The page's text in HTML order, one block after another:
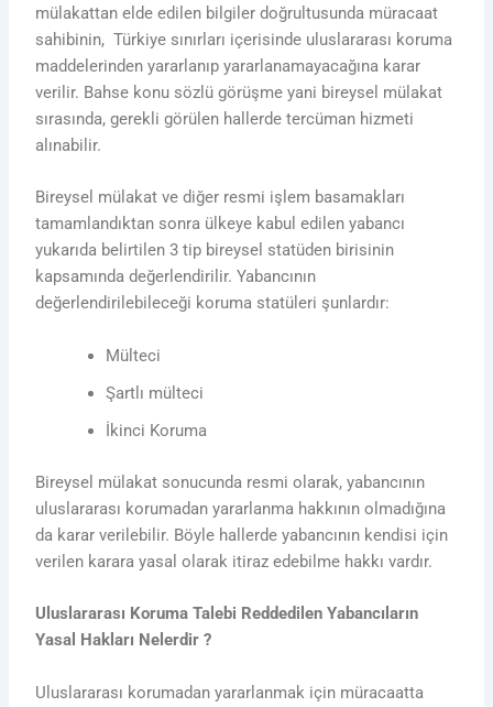
mülakattan elde edilen bilgiler doğrultusunda müracaat
sahibinin, Türkiye sınırları içerisinde uluslararası koruma
maddelerinden yararlanıp yararlanamayacağına karar
verilir. Bahse konu sözlü görüşme yani bireysel mülakat
sırasında, gerekli görülen hallerde tercüman hizmeti
alınabilir.
Bireysel mülakat ve diğer resmi işlem basamakları
tamamlandıktan sonra ülkeye kabul edilen yabancı
yukarıda belirtilen 3 tip bireysel statüden birisinin
kapsamında değerlendirilir. Yabancının
değerlendirilebileceği koruma statüleri şunlardır:
Mülteci
Şartlı mülteci
İkinci Koruma
Bireysel mülakat sonucunda resmi olarak, yabancının
uluslararası korumadan yararlanma hakkının olmadığına
da karar verilebilir. Böyle hallerde yabancının kendisi için
verilen karara yasal olarak itiraz edebilme hakkı vardır.
Uluslararası Koruma Talebi Reddedilen Yabancıların
Yasal Hakları Nelerdir ?
Uluslararası korumadan yararlanmak için müracaatta